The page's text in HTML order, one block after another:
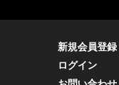
新規会員登録
ログイン